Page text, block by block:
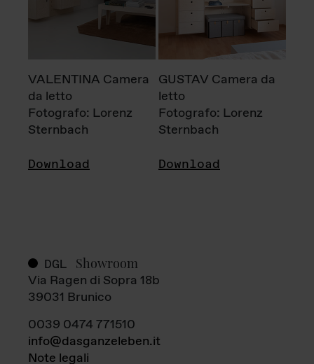
VALENTINA Camera
da letto
Fotografo: Lorenz
Sternbach
Download
GUSTAV Camera da
letto
Fotografo: Lorenz
Sternbach
Download
DGL Showroom
Via Ragen di Sopra 18b
39031 Brunico
0039 0474 771510
info@dasganzeleben.it
Note legali